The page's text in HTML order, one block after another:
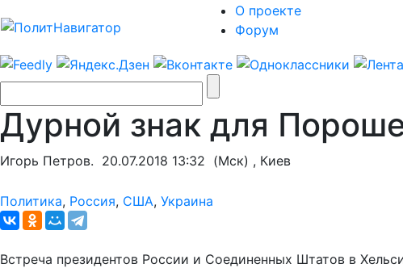
О проекте
Форум
Дурной знак для
Игорь Петров. 20.07.2018 13:32 (Мск) , Киев
Политика, Россия, США, Украина
Встреча президентов России и Соединенных Штатов в